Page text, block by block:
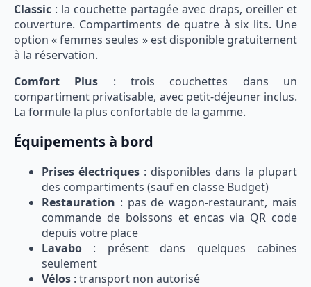
Classic : la couchette partagée avec draps, oreiller et
couverture. Compartiments de quatre à six lits. Une
option « femmes seules » est disponible gratuitement
à la réservation.
Comfort Plus : trois couchettes dans un
compartiment privatisable, avec petit-déjeuner inclus.
La formule la plus confortable de la gamme.
Équipements à bord
Prises électriques : disponibles dans la plupart
des compartiments (sauf en classe Budget)
Restauration : pas de wagon-restaurant, mais
commande de boissons et encas via QR code
depuis votre place
Lavabo : présent dans quelques cabines
seulement
Vélos : transport non autorisé